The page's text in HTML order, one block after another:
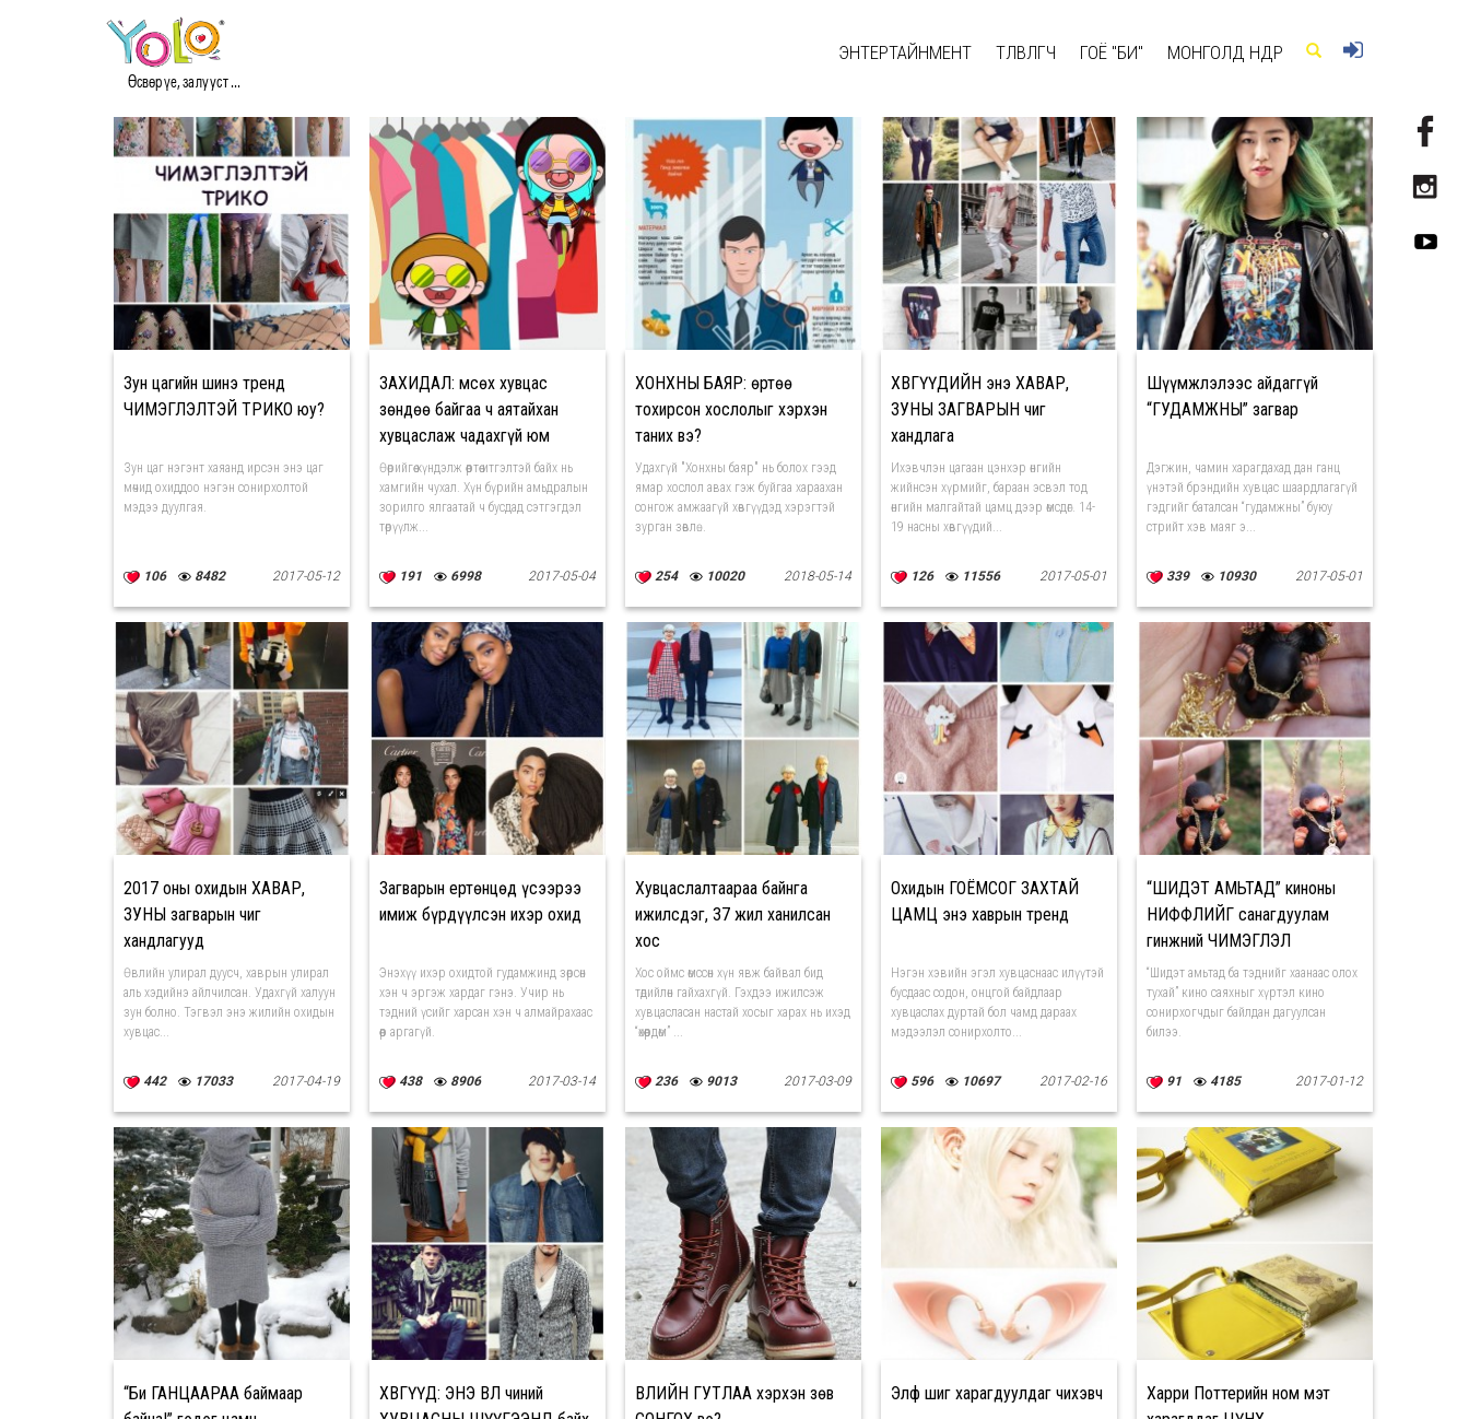
Өсвөр үе, залууст ...
ЭНТЕРТАЙНМЕНТ ТӨЛӨВЛӨГЧ ГОЁ "БИ" МОНГОЛД ӨНӨӨДӨР
#YOLOSHOP МЭДЭЭ
Зун цагийн шинэ тренд
ЧИМЭГЛЭЛТЭЙ ТРИКО юу?
Зун цаг нэгэнт хаяанд ирсэн энэ цаг
мөчид охиддоо нэгэн сонирхолтой
мэдээ дуулгая.
106 8482 2017-05-12
ЗАХИДАЛ: Өмсөх хувцас
зөндөө байгаа ч аятайхан
хувцаслаж чадахгүй юм
Өөрийгөө хүндэлж өөртөө итгэлтэй байх нь
хамгийн чухал. Хүн бүрийн амьдралын
зорилго ялгаатай ч бусдад сэтгэгдэл
төрүүлж...
191 6998 2017-05-04
ХОНХНЫ БАЯР: Өөртөө
тохирсон хослолыг хэрхэн
таних вэ?
Удахгүй "Хонхны баяр" нь болох гээд
ямар хослол авах гэж буйгаа хараахан
сонгож амжаагүй хөвгүүдэд хэрэгтэй
зурган зөвлө...
254 10020 2018-05-14
ХӨВГҮҮДИЙН энэ ХАВАР,
ЗУНЫ ЗАГВАРЫН чиг
хандлага
Ихэвчлэн цагаан цэнхэр өнгийн
жийнсэн хүрмийг, бараан эсвэл тод
өнгийн малгайтай цамц дээр өмсдөг. 14-
19 насны хөвгүүдий...
126 11556 2017-05-01
Шүүмжлэлээс айдаггүй
“ГУДАМЖНЫ” загвар
Дэгжин, чамин харагдахад дан ганц
үнэтэй брэндийн хувцас шаардлагагүй
гэдгийг баталсан “гудамжны” буюу
стрийт хэв маяг э...
339 10930 2017-05-01
2017 оны охидын ХАВАР,
ЗУНЫ загварын чиг
хандлагууд
Өвлийн улирал дуусч, хаврын улирал
аль хэдийнэ айлчилсан. Удахгүй халуун
зун болно. Тэгвэл энэ жилийн охидын
хувцас...
442 17033 2017-04-19
Загварын ертөнцөд үсээрээ
имиж бүрдүүлсэн ихэр охид
Энэхүү ихэр охидтой гудамжинд зөрсөн
хэн ч эргэж хардаг гэнэ. Учир нь
тэдний үсийг харсан хэн ч алмайрахаас
өөр аргагүй.
438 8906 2017-03-14
Хувцаслалтаараа байнга
ижилсдэг, 37 жил ханилсан
хос
Хос оймс өмссөн хүн явж байвал бид
төдийлөн гайхахгүй. Гэхдээ ижилсэж
хувцасласан настай хосыг харах нь ихэд
“өхөөрдөм” ...
236 9013 2017-03-09
Охидын ГОЁМСОГ ЗАХТАЙ
ЦАМЦ энэ хаврын тренд
Нэгэн хэвийн эгэл хувцаснаас илүүтэй
бусдаас содон, онцгой байдлаар
хувцаслах дуртай бол чамд дараах
мэдээлэл сонирхолто...
596 10697 2017-02-16
“ШИДЭТ АМЬТАД” киноны
НИФФЛИЙГ санагдуулам
гинжний ЧИМЭГЛЭЛ
“Шидэт амьтад ба тэднийг хаанаас олох
тухай” кино саяхныг хүртэл кино
сонирхогчдыг байлдан дагуулсан
билээ.
91 4185 2017-01-12
“Би ГАНЦААРАА баймаар
ХӨВГҮҮД: ЭНЭ ӨВӨЛ чиний
ӨВЛИЙН ГУТЛАА хэрхэн зөв
Элф шиг харагдуулдаг чихэвч
Харри Поттерийн ном мэт